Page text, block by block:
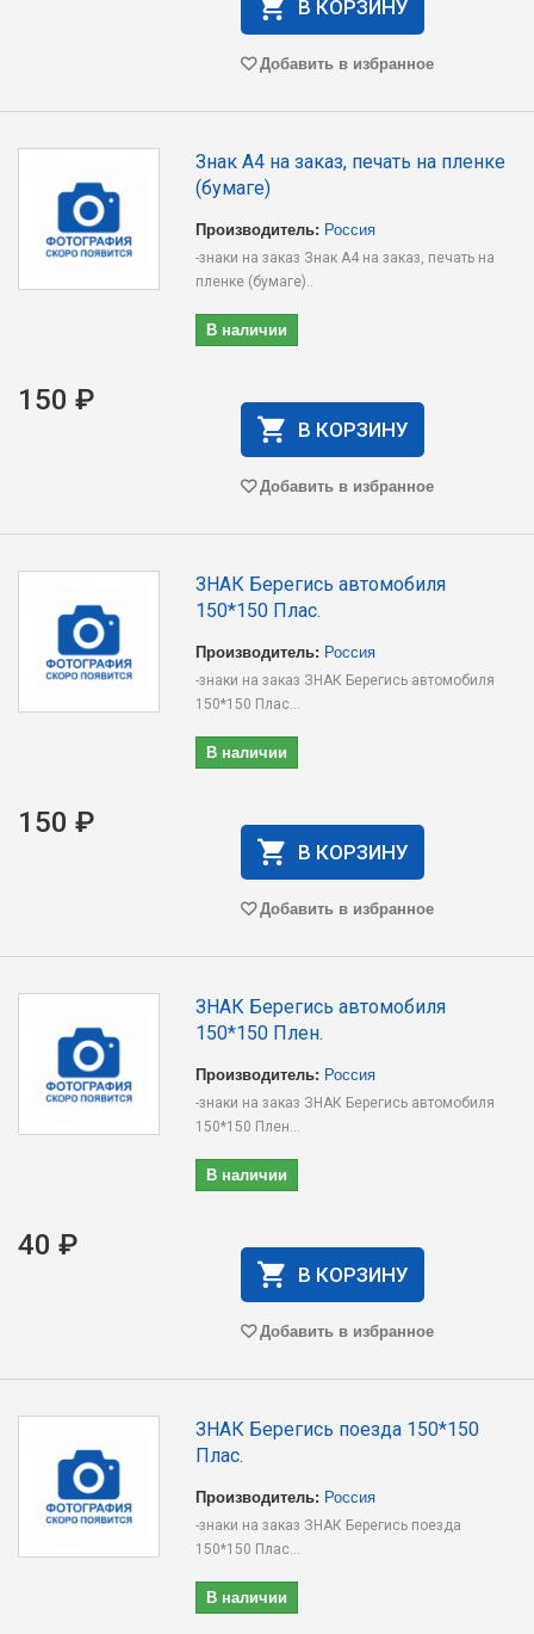
В КОРЗИНУ
Добавить в избранное
Знак А4 на заказ, печать на пленке
(бумаге)
Производитель: Россия
-знаки на заказ Знак А4 на заказ, печать на
пленке (бумаге)..
В наличии
150 ₽
В КОРЗИНУ
Добавить в избранное
ЗНАК Берегись автомобиля
150*150 Плас.
Производитель: Россия
-знаки на заказ ЗНАК Берегись автомобиля
150*150 Плас...
В наличии
150 ₽
В КОРЗИНУ
Добавить в избранное
ЗНАК Берегись автомобиля
150*150 Плен.
Производитель: Россия
-знаки на заказ ЗНАК Берегись автомобиля
150*150 Плен...
В наличии
40 ₽
В КОРЗИНУ
Добавить в избранное
ЗНАК Берегись поезда 150*150
Плас.
Производитель: Россия
-знаки на заказ ЗНАК Берегись поезда
150*150 Плас...
В наличии